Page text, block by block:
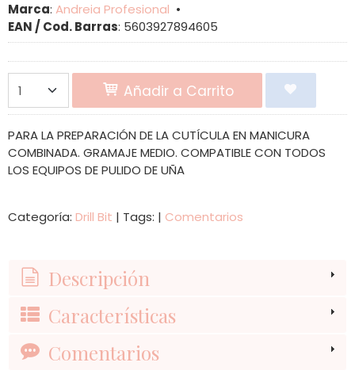
Marca: Andreia Profesional •
EAN / Cod. Barras: 5603927894605
Añadir a Carrito
PARA LA PREPARACIÓN DE LA CUTÍCULA EN MANICURA
COMBINADA. GRAMAJE MEDIO. COMPATIBLE CON TODOS
LOS EQUIPOS DE PULIDO DE UÑA
Categoría: Drill Bit | Tags: | Comentarios
Descripción
Características
Comentarios